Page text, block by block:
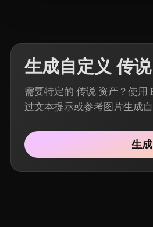
生成自定义 传
需要特定的 传说 资产？使用
过文本提示或参考图片生成自
生成